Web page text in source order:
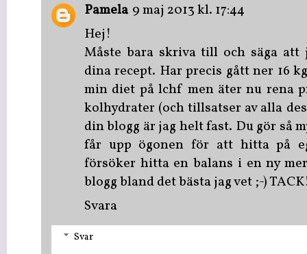
Pamela 9 maj 2013 kl. 17:44
Hej!
Måste bara skriva till och säga att
dina recept. Har precis gått ner 16
min diet på lchf men äter nu rena
kolhydrater (och tillsatser av alla
din blogg är jag helt fast. Du gör så
får upp ögonen för att hitta på
försöker hitta en balans i en ny
blogg bland det bästa jag vet ;-)
Svara
Svar